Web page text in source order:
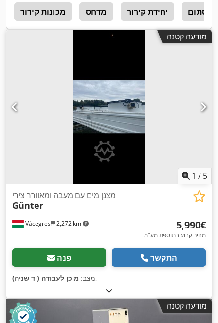
מכונות קירור מדחס יחידת קירור שסתום
מודעה קטנה
1 / 5
Vácegres 2,272 km
מצנן מים עם מעבה ומאוורר צירי
Günter
‏5,990 ‏€
מחיר קבוע בתוספת מע"מ
פנה התקשר
מצב: מוכן לעבודה (יד שניה) ,
מודעה קטנה